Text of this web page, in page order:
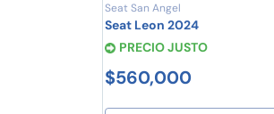
Seat San Angel
Seat Leon 2024
PRECIO JUSTO
$560,000